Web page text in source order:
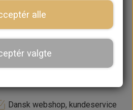
−
LÆG I KURV
Dansk webshop, kundeservice
alle
valgte